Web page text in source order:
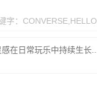
字： CONVERSE
在日常玩乐中持续生长...